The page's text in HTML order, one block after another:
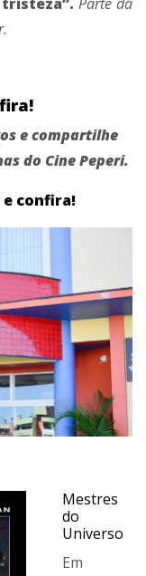
Parte da
e compartilhe
do Cine Peperi.
e confira!
Mestres
do
Universo
Em